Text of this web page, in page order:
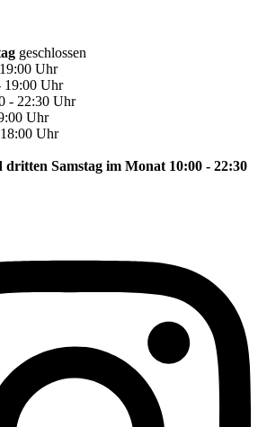
geschlossen
Uhr
19:00 Uhr
- 22:30 Uhr
Uhr
Uhr
dritten Samstag im Monat 10:00 - 22:30